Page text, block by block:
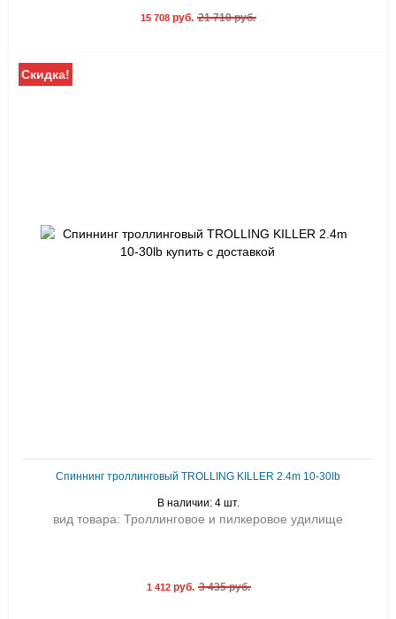
15 708 руб. 21 710 руб.
Скидка!
Спиннинг троллинговый TROLLING KILLER 2.4m 10-30lb
В наличии: 4 шт.
вид товара: Троллинговое и пилкеровое удилище
1 412руб. 3 435 руб.